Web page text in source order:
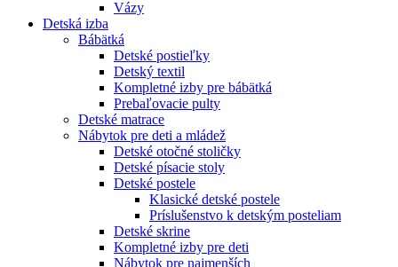
Vázy
Detská izba
Bábätká
Detské postieľky
Detský textil
Kompletné izby pre bábätká
Prebaľovacie pulty
Detské matrace
Nábytok pre deti a mládež
Detské otočné stoličky
Detské písacie stoly
Detské postele
Klasické detské postele
Príslušenstvo k detským posteliam
Detské skrine
Kompletné izby pre deti
Nábytok pre najmenších